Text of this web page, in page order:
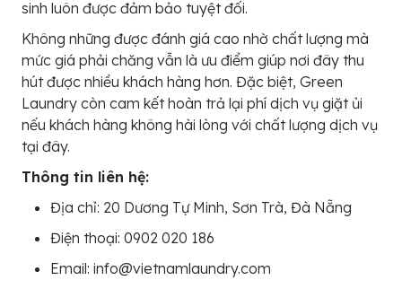
sinh luôn được đảm bảo tuyệt đối.
Không những được đánh giá cao nhờ chất lượng mà
mức giá phải chăng vẫn là ưu điểm giúp nơi đây thu
hút được nhiều khách hàng hơn. Đặc biệt, Green
Laundry còn cam kết hoàn trả lại phí dịch vụ giặt ủi
nếu khách hàng không hài lòng với chất lượng dịch vụ
tại đây.
Thông tin liên hệ:
Địa chỉ: 20 Dương Tự Minh, Sơn Trà, Đà Nẵng
Điện thoại: 0902 020 186
Email: info@vietnamlaundry.com